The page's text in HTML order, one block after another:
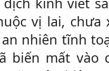
vị lai, chưa
nhiên tĩnh
biến mất vào